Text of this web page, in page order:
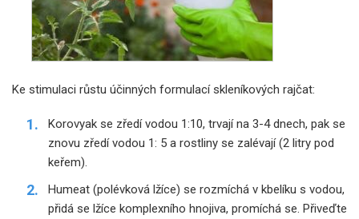
Ke stimulaci růstu účinných formulací skleníkových rajčat:
Korovyak se zředí vodou 1:10, trvají na 3-4 dnech, pak se
znovu zředí vodou 1: 5 a rostliny se zalévají (2 litry pod
keřem).
Humeat (polévková lžíce) se rozmíchá v kbelíku s vodou,
přidá se lžíce komplexního hnojiva, promíchá se. Přiveďte